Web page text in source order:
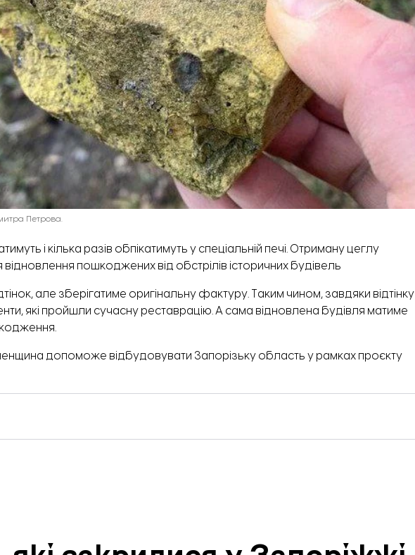
Петрова.
і кілька разів обпікатимуть у спеціальній печі. Отриману цеглу
пошкоджених від обстрілів історичних будівель
але зберігатиме оригінальну фактуру. Таким чином, завдяки відтінку
які пройшли сучасну реставрацію. А сама відновлена будівля матиме
допоможе відбудовувати Запорізьку область у рамках проєкту